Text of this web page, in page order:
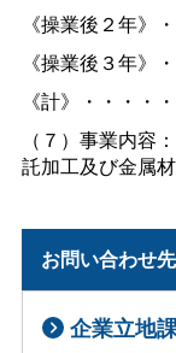
《操業後２年》
《操業後３年》
《計》・・・・
（７）事業内容
託加工及び金属
お問い合わせ先
企業立地